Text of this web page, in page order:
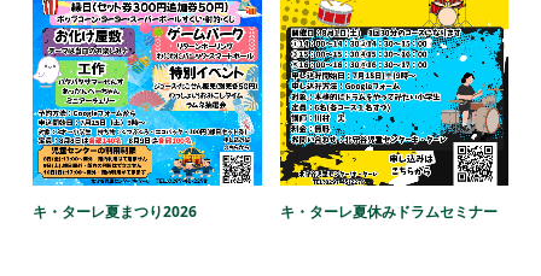
キ・ターレ夏まつり2026 キ・ターレ夏休みドラムセミナー